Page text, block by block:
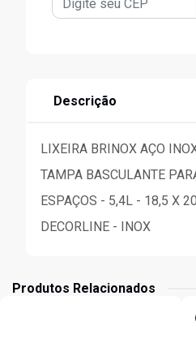
Descrição
LIXEIRA BRINOX AÇO
TAMPA BASCULANTE
ESPAÇOS - 5,4L - 18,5 X
DECORLINE - INOX
Produtos Relacionados